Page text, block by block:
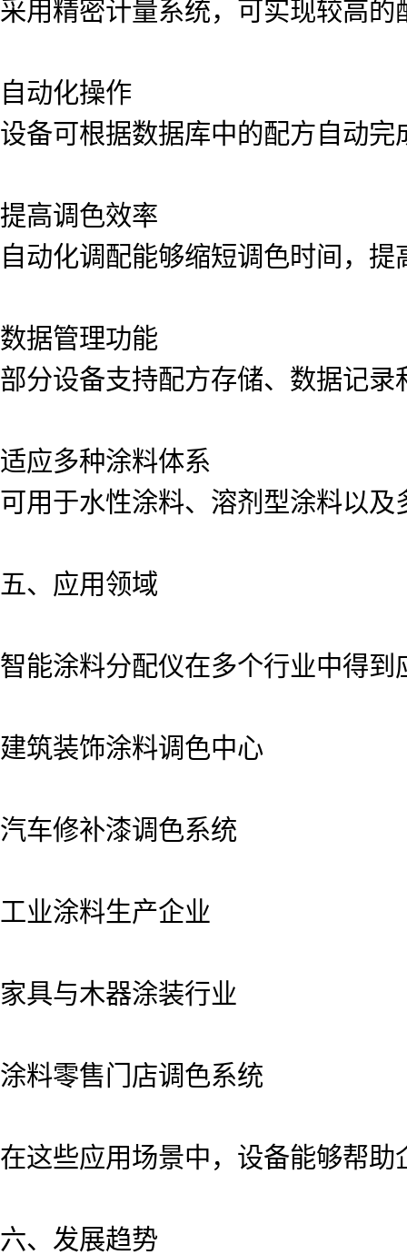
采用精密计量系统，可实现较高的
自动化操作
设备可根据数据库中的配方自动
提高调色效率
自动化调配能够缩短调色时间，提
数据管理功能
部分设备支持配方存储、数据记
适应多种涂料体系
可用于水性涂料、溶剂型涂料以及
五、应用领域
智能涂料分配仪在多个行业中得到
建筑装饰涂料调色中心
汽车修补漆调色系统
工业涂料生产企业
家具与木器涂装行业
涂料零售门店调色系统
在这些应用场景中，设备能够帮
六、发展趋势